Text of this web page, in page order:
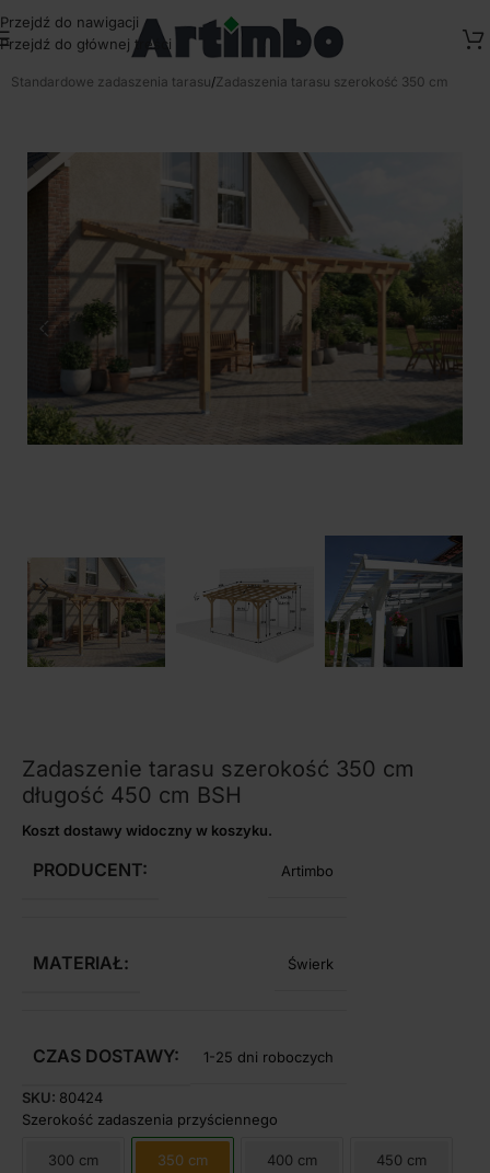
Przejdź do nawigacji
Przejdź do głównej treści
Zadaszenia tarasowe przydomowe/
Standardowe zadaszenia tarasu/Zadaszenia tarasu szerokość 350 cm
Zadaszenie tarasu szerokość 350 cm
długość 450 cm BSH
Koszt dostawy widoczny w koszyku.
PRODUCENT: Artimbo
MATERIAŁ: Świerk
CZAS DOSTAWY: 1-25 dni roboczych
SKU: 80424
Szerokość zadaszenia przyściennego
300 cm 350 cm 400 cm 450 cm